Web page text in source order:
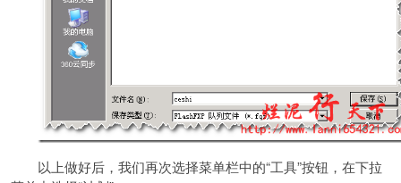
以上做好后，我们再次选择菜单栏中的“工具”按钮，在下拉